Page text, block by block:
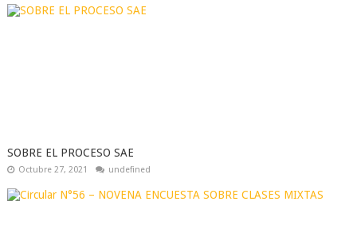
SOBRE EL PROCESO SAE
Octubre 27, 2021 undefined